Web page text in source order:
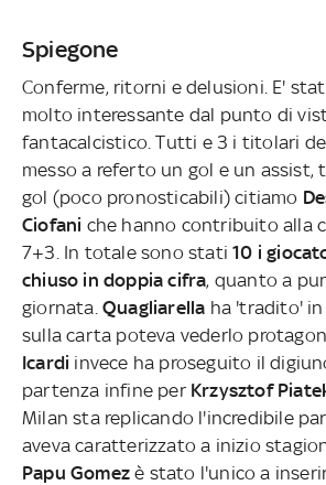
Spiegone
Conferme, ritorni e delusioni. E'
molto interessante dal punto di
fantacalcistico. Tutti e 3 i titolari
messo a referto un gol e un assist,
gol (poco pronosticabili) citiamo
Ciofani che hanno contribuito alla
7+3. In totale sono stati10 i
chiuso in doppia cifra, quanto a
giornata. Quagliarella ha 'tradito'
sulla carta poteva vederlo
Icardi invece ha proseguito il
partenza infine per Krzysztof
Milan sta replicando l'incredibile
aveva caratterizzato a inizio
Papu Gomez è stato l'unico a